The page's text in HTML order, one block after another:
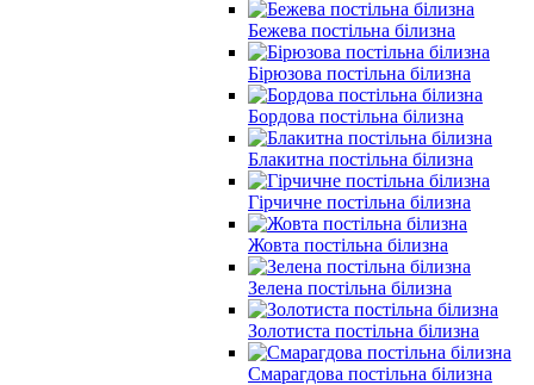
Бежева постільна білизна
Бірюзова постільна білизна
Бордова постільна білизна
Блакитна постільна білизна
Гірчичне постільна білизна
Жовта постільна білизна
Зелена постільна білизна
Золотиста постільна білизна
Смарагдова постільна білизна